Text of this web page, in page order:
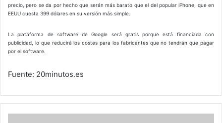
precio, pero se da por hecho que serán más barato que el del popular iPhone, que en
EEUU cuesta 399 dólares en su versión más simple.
La plataforma de software de Google será gratis porque está financiada con
publicidad, lo que reducirá los costes para los fabricantes que no tendrán que pagar
por el software.
Fuente: 20minutos.es